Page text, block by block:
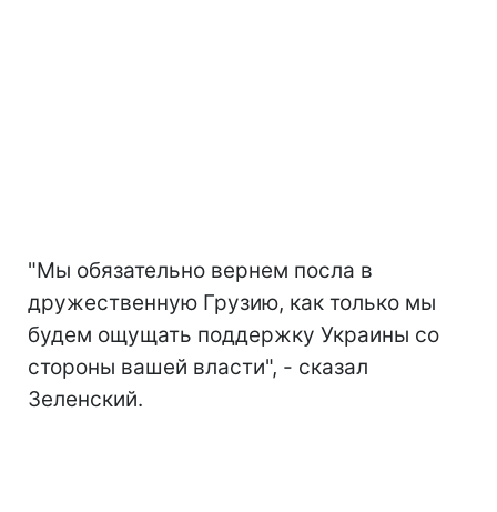
"Мы обязательно вернем посла в
дружественную Грузию, как только мы
будем ощущать поддержку Украины со
стороны вашей власти", - сказал
Зеленский.